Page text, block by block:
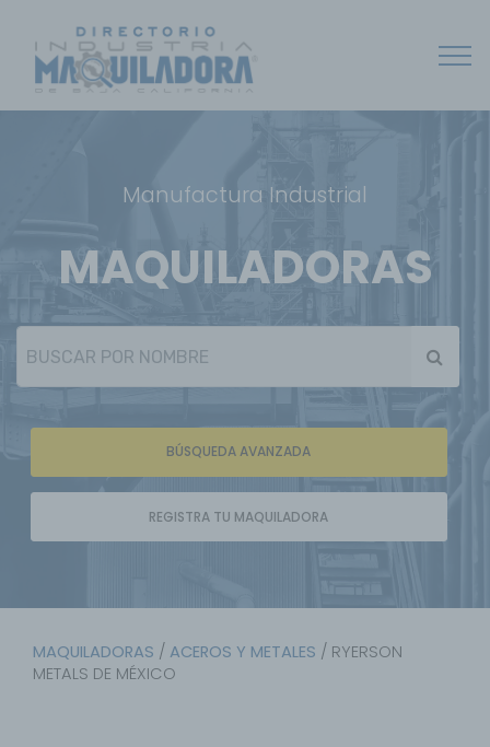
Manufactura Industrial
MAQUILADORAS
BÚSQUEDA AVANZADA
REGISTRA TU MAQUILADORA
MAQUILADORAS / ACEROS Y METALES / RYERSON
METALS DE MÉXICO